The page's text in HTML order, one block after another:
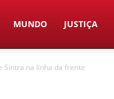
MUNDO JUSTIÇA
Sintra na linha da frente